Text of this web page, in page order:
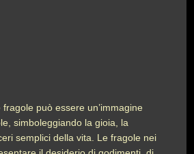
può essere un’immagine
simboleggiando la gioia, la
semplici della vita. Le fragole nei